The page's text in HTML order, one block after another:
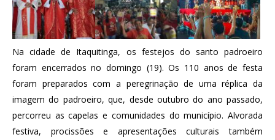
Na cidade de Itaquitinga, os festejos do santo padroeiro
foram encerrados no domingo (19). Os 110 anos de festa
foram preparados com a peregrinação de uma réplica da
imagem do padroeiro, que, desde outubro do ano passado,
percorreu as capelas e comunidades do município. Alvorada
festiva, procissões e apresentações culturais também